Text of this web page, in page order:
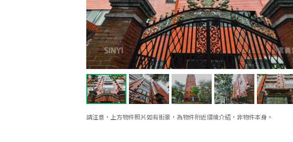
請注意，上方物件照片如有街景，為物件附近環境介紹，非物件本身。
全公司2018年1月業績TOP1 2025年9月區業績TOP3 2026年4月區成件TOP3